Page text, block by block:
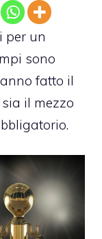
per un
sono
fatto il
il mezzo